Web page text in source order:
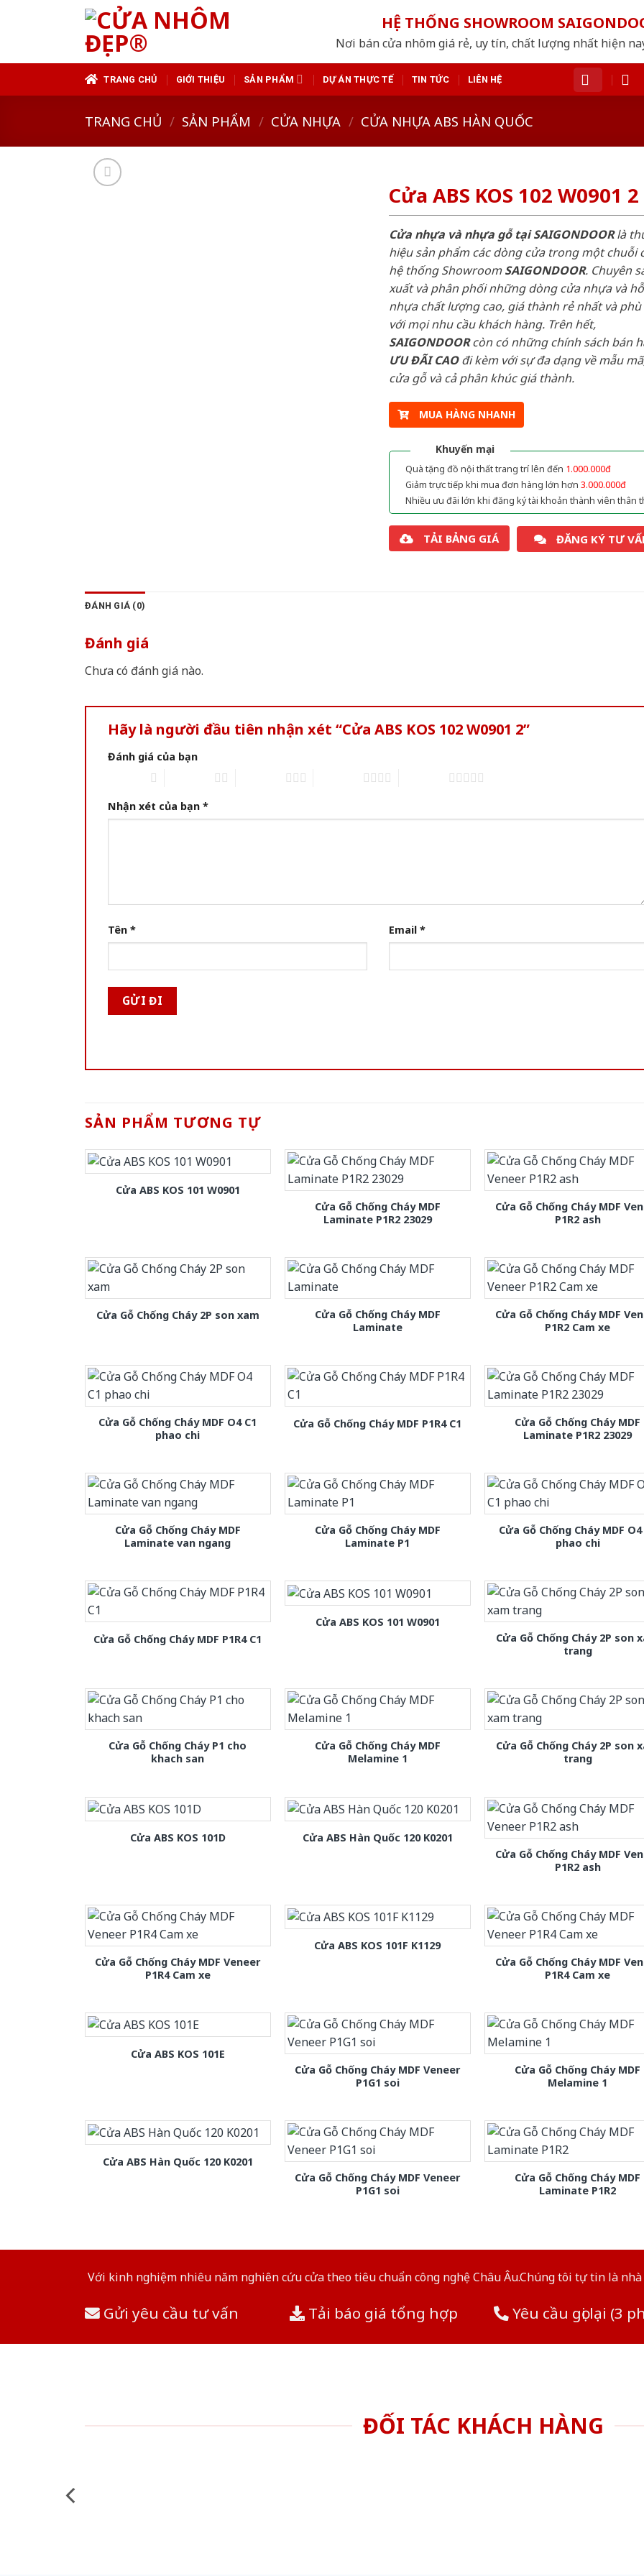
HỆ THỐNG SHOWROOM
Nơi bán cửa nhôm giá rẻ, uy tín, chất lượng nhất hiện
TRANG CHỦ GIỚI THIỆU SẢN PHẨM DỰ ÁN THỰC TẾ TIN TỨC LIÊN HỆ
TRANG CHỦ / SẢN PHẨM / CỬA NHỰA / CỬA NHỰA ABS HÀN QUỐC
Cửa ABS KOS 102 W0901 2
Cửa nhựa và nhựa gỗ tại SAIGONDOORlà
hiệu sản phẩm các dòng cửa trong một chuỗi
hệ thống ShowroomSAIGONDOOR. Chuyên
xuất và phân phối những dòng cửa nhựa và
nhựa chất lượng cao, giá thành rẻ nhất và
với mọi nhu cầu khách hàng. Trên hết,
SAIGONDOORcòn có những chính sách bán
ƯU ĐÃI CAOđi kèm với sự đa dạng về mẫu
cửa gỗ và cả phân khúc giá thành.
MUA HÀNG NHANH
Khuyến mại
Quà tặng đồ nội thất trang trí lên đến 1.000.000đ
Giảm trực tiếp khi mua đơn hàng lớn hơn 3.000.000đ
Nhiều ưu đãi lớn khi đăng ký tài khoản thành viên thân
TẢI BẢNG GIÁ ĐĂNG KÝ TƯ
ĐÁNH GIÁ (0)
Đánh giá
Chưa có đánh giá nào.
Hãy là người đầu tiên nhận xét “Cửa ABS KOS 102 W0901 2”
Đánh giá của bạn
Nhận xét của bạn *
Tên * Email *
SẢN PHẨM TƯƠNG TỰ
Cửa ABS KOS 101 W0901
Cửa Gỗ Chống Cháy MDF
Laminate P1R2 23029
Cửa Gỗ Chống Cháy MDF
P1R2 ash
Cửa Gỗ Chống Cháy 2P son xam
Cửa Gỗ Chống Cháy MDF
Laminate
Cửa Gỗ Chống Cháy MDF
P1R2 Cam xe
Cửa Gỗ Chống Cháy MDF O4 C1
phao chi
Cửa Gỗ Chống Cháy MDF P1R4 C1
Cửa Gỗ Chống Cháy MDF
Laminate P1R2 23029
Cửa Gỗ Chống Cháy MDF
Laminate van ngang
Cửa Gỗ Chống Cháy MDF
Laminate P1
Cửa Gỗ Chống Cháy MDF O4
phao chi
Cửa Gỗ Chống Cháy MDF P1R4 C1
Cửa ABS KOS 101 W0901
Cửa Gỗ Chống Cháy 2P son
trang
Cửa Gỗ Chống Cháy P1 cho
khach san
Cửa Gỗ Chống Cháy MDF
Melamine 1
Cửa Gỗ Chống Cháy 2P son
trang
Cửa ABS KOS 101D
Cửa ABS Hàn Quốc 120 K0201
Cửa Gỗ Chống Cháy MDF
P1R2 ash
Cửa Gỗ Chống Cháy MDF Veneer
P1R4 Cam xe
Cửa ABS KOS 101F K1129
Cửa Gỗ Chống Cháy MDF
P1R4 Cam xe
Cửa ABS KOS 101E
Cửa Gỗ Chống Cháy MDF Veneer
P1G1 soi
Cửa Gỗ Chống Cháy MDF
Melamine 1
Cửa ABS Hàn Quốc 120 K0201
Cửa Gỗ Chống Cháy MDF Veneer
P1G1 soi
Cửa Gỗ Chống Cháy MDF
Laminate P1R2
Với kinh nghiệm nhiêu năm nghiên cứu cửa theo tiêu chuẩn công nghệ Châu Âu.Chúng tôi tự tin là
Gửi yêu cầu tư vấn Tải báo giá tổng hợp Yêu cầu gọi lại (3
ĐỐI TÁC KHÁCH HÀNG